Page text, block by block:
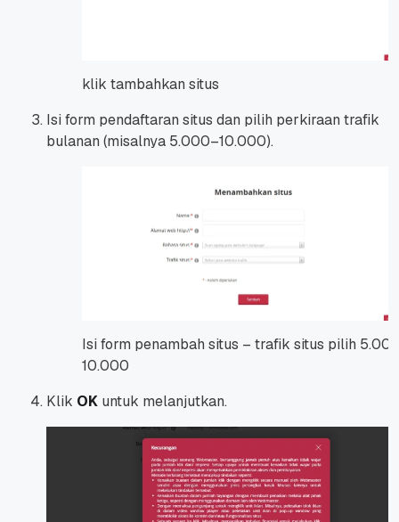
klik tambahkan situs
Isi form pendaftaran situs dan pilih perkiraan trafik
bulanan (misalnya 5.000–10.000).
Isi form penambah situs – trafik situs pilih
10.000
Klik OK untuk melanjutkan.